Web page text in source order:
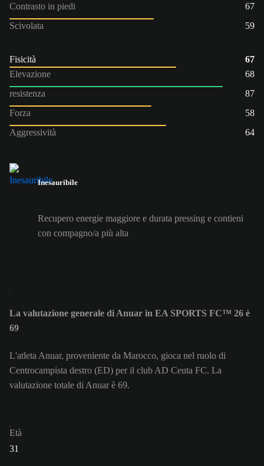
Contrasto in piedi
67
Scivolata
59
Fisicità
67
Elevazione
68
resistenza
87
Forza
58
Aggressività
64
Inesauribile
Recupero energie maggiore e durata pressing e contieni
con compagno/a più alta
La valutazione generale di Anuar in EA SPORTS FC™ 26 è
69
L'atleta Anuar, proveniente da Marocco, gioca nel ruolo di
Centrocampista destro (ED) per il club AD Ceuta FC. La
valutazione totale di Anuar è 69.
Età
31